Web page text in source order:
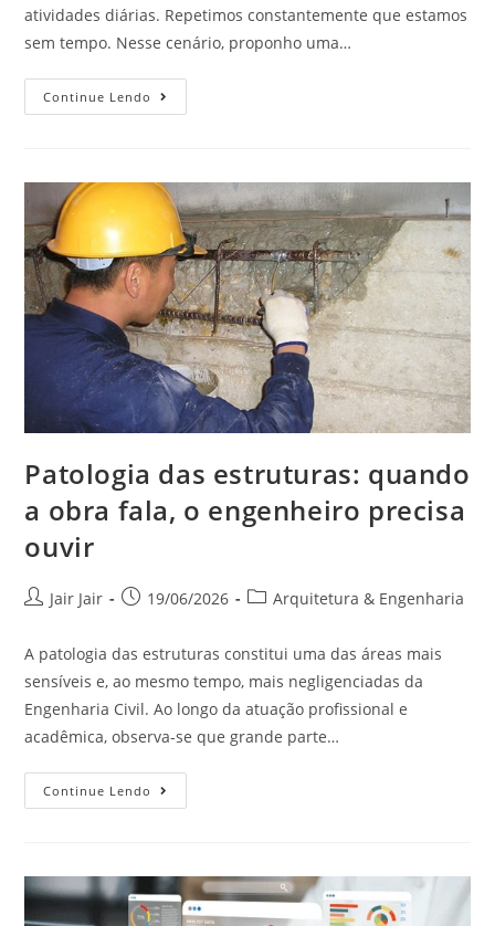
atividades diárias. Repetimos constantemente que estamos
sem tempo. Nesse cenário, proponho uma…
Continue Lendo
Patologia das estruturas: quando
a obra fala, o engenheiro precisa
ouvir
Jair Jair 19/06/2026 Arquitetura & Engenharia
A patologia das estruturas constitui uma das áreas mais
sensíveis e, ao mesmo tempo, mais negligenciadas da
Engenharia Civil. Ao longo da atuação profissional e
acadêmica, observa-se que grande parte…
Continue Lendo